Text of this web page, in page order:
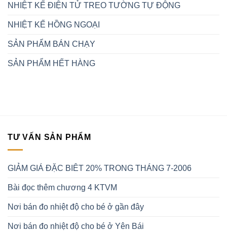
NHIỆT KẾ ĐIỆN TỬ TREO TƯỜNG TỰ ĐỘNG
NHIỆT KẾ HỒNG NGOẠI
SẢN PHẨM BÁN CHẠY
SẢN PHẨM HẾT HÀNG
TƯ VẤN SẢN PHẨM
GIẢM GIÁ ĐẶC BIÊT 20% TRONG THÁNG 7-2006
Bài đọc thêm chương 4 KTVM
Nơi bán đo nhiệt độ cho bé ở gần đây
Nơi bán đo nhiệt độ cho bé ở Yên Bái